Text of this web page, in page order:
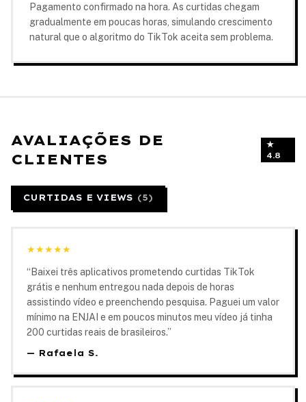
Pagamento confirmado na hora. As curtidas chegam
gradualmente em poucas horas, simulando crescimento
natural que o algoritmo do TikTok aceita sem problema.
AVALIAÇÕES DE
CLIENTES
★
4.8
CURTIDAS E VIEWS (5)
★★★★★
“ Baixei três aplicativos prometendo curtidas TikTok
grátis e nenhum entregou nada depois de horas
assistindo vídeo e preenchendo pesquisa. Paguei um valor
mínimo na ENJAI e em poucos minutos meu vídeo já tinha
200 curtidas reais de brasileiros.”
— Rafaela S.